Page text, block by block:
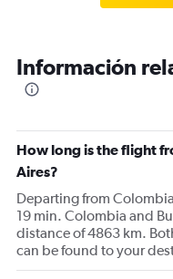
Información
How long is the flight
Aires?
Departing from
19 min. Colombia and
distance of 4863 km.
can be found to your